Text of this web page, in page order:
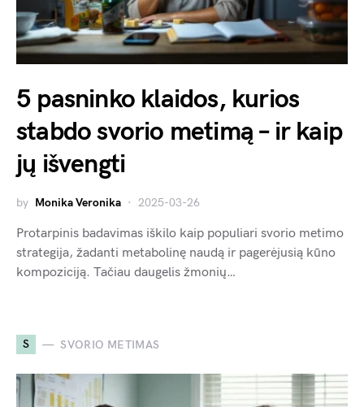
5 pasninko klaidos, kurios
stabdo svorio metimą – ir kaip
jų išvengti
by Monika Veronika 2025-03-26
Protarpinis badavimas iškilo kaip populiari svorio metimo
strategija, žadanti metabolinę naudą ir pagerėjusią kūno
kompoziciją. Tačiau daugelis žmonių…
S SVORIO METIMAS